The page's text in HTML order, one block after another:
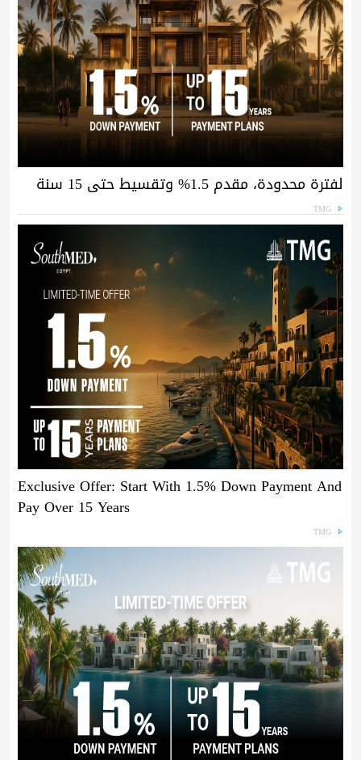
لفترة محدودة، مقدم 1.5% وتقسيط حتى 15 سنة
TMG
Exclusive Offer: Start With 1.5% Down Payment And
Pay Over 15 Years
TMG